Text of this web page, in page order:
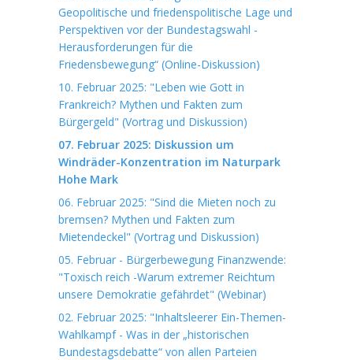
Geopolitische und friedenspolitische Lage und
Perspektiven vor der Bundestagswahl -
Herausforderungen für die
Friedensbewegung“ (Online-Diskussion)
10. Februar 2025: "Leben wie Gott in
Frankreich? Mythen und Fakten zum
Bürgergeld" (Vortrag und Diskussion)
07. Februar 2025: Diskussion um
Windräder-Konzentration im Naturpark
Hohe Mark
06. Februar 2025: "Sind die Mieten noch zu
bremsen? Mythen und Fakten zum
Mietendeckel" (Vortrag und Diskussion)
05. Februar - Bürgerbewegung Finanzwende:
"Toxisch reich -Warum extremer Reichtum
unsere Demokratie gefährdet" (Webinar)
02. Februar 2025: "Inhaltsleerer Ein-Themen-
Wahlkampf - Was in der „historischen
Bundestagsdebatte“ von allen Parteien